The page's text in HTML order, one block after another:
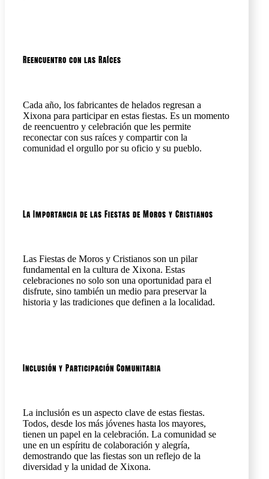
Reencuentro con las Raíces
Cada año, los fabricantes de helados regresan a
Xixona para participar en estas fiestas. Es un momento
de reencuentro y celebración que les permite
reconectar con sus raíces y compartir con la
comunidad el orgullo por su oficio y su pueblo.
La Importancia de las Fiestas de Moros y Cristianos
Las Fiestas de Moros y Cristianos son un pilar
fundamental en la cultura de Xixona. Estas
celebraciones no solo son una oportunidad para el
disfrute, sino también un medio para preservar la
historia y las tradiciones que definen a la localidad.
Inclusión y Participación Comunitaria
La inclusión es un aspecto clave de estas fiestas.
Todos, desde los más jóvenes hasta los mayores,
tienen un papel en la celebración. La comunidad se
une en un espíritu de colaboración y alegría,
demostrando que las fiestas son un reflejo de la
diversidad y la unidad de Xixona.